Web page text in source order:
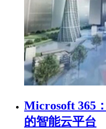
Microsoft 365
的智能云平台